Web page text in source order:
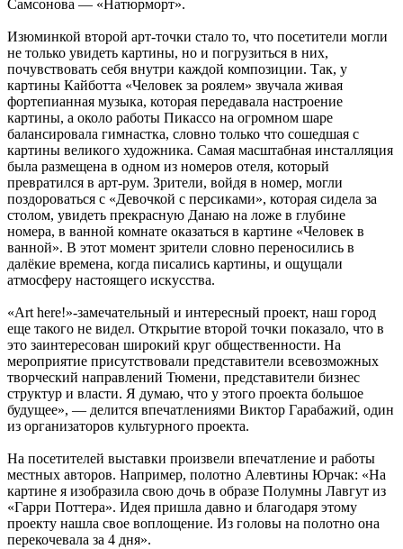
Самсонова — «Натюрморт».
Изюминкой второй арт-точки стало то, что посетители могли
не только увидеть картины, но и погрузиться в них,
почувствовать себя внутри каждой композиции. Так, у
картины Кайботта «Человек за роялем» звучала живая
фортепианная музыка, которая передавала настроение
картины, а около работы Пикассо на огромном шаре
балансировала гимнастка, словно только что сошедшая с
картины великого художника. Самая масштабная инсталляция
была размещена в одном из номеров отеля, который
превратился в арт-рум. Зрители, войдя в номер, могли
поздороваться с «Девочкой с персиками», которая сидела за
столом, увидеть прекрасную Данаю на ложе в глубине
номера, в ванной комнате оказаться в картине «Человек в
ванной». В этот момент зрители словно переносились в
далёкие времена, когда писались картины, и ощущали
атмосферу настоящего искусства.
«Art here!»-замечательный и интересный проект, наш город
еще такого не видел. Открытие второй точки показало, что в
это заинтересован широкий круг общественности. На
мероприятие присутствовали представители всевозможных
творческий направлений Тюмени, представители бизнес
структур и власти. Я думаю, что у этого проекта большое
будущее», — делится впечатлениями Виктор Гарабажий, один
из организаторов культурного проекта.
На посетителей выставки произвели впечатление и работы
местных авторов. Например, полотно Алевтины Юрчак: «На
картине я изобразила свою дочь в образе Полумны Лавгут из
«Гарри Поттера». Идея пришла давно и благодаря этому
проекту нашла свое воплощение. Из головы на полотно она
перекочевала за 4 дня».